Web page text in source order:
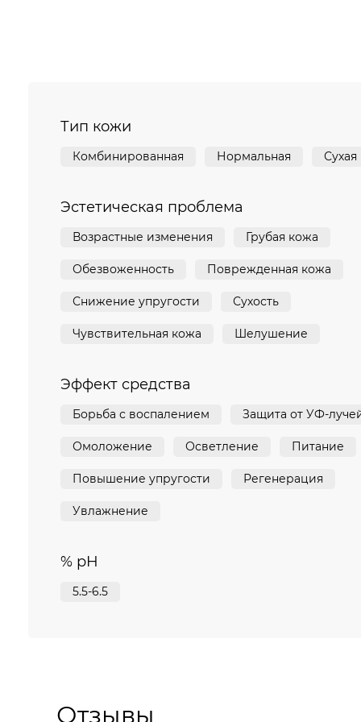
Тип кожи
Комбинированная Нормальная Сухая
Эстетическая проблема
Возрастные изменения Грубая кожа
Обезвоженность Поврежденная кожа
Снижение упругости Сухость
Чувствительная кожа Шелушение
Эффект средства
Борьба с воспалением Защита от УФ-
Омоложение Осветление Питание
Повышение упругости Регенерация
Увлажнение
% pH
5.5-6.5
Отзывы